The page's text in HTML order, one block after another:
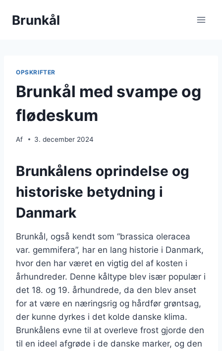
Brunkål
OPSKRIFTER
Brunkål med svampe og
flødeskum
Af 3. december 2024
Brunkålens oprindelse og
historiske betydning i
Danmark
Brunkål, også kendt som “brassica oleracea
var. gemmifera”, har en lang historie i Danmark,
hvor den har været en vigtig del af kosten i
århundreder. Denne kåltype blev især populær i
det 18. og 19. århundrede, da den blev anset
for at være en næringsrig og hårdfør grøntsag,
der kunne dyrkes i det kolde danske klima.
Brunkålens evne til at overleve frost gjorde den
til en ideel afgrøde i de danske marker, og den